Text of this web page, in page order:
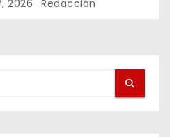
2026 Redacción